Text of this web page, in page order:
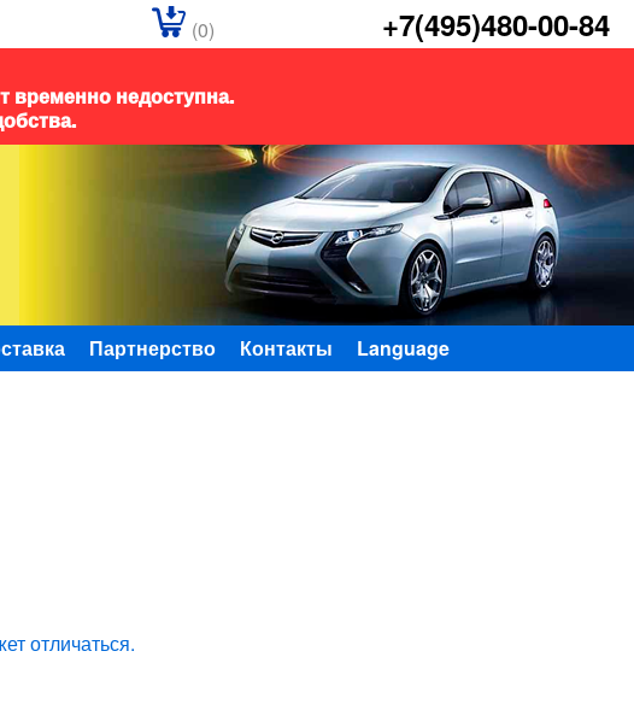
(0) +7(495)480-00-84
временно недоступна.
Партнерство Контакты Language
отличаться.